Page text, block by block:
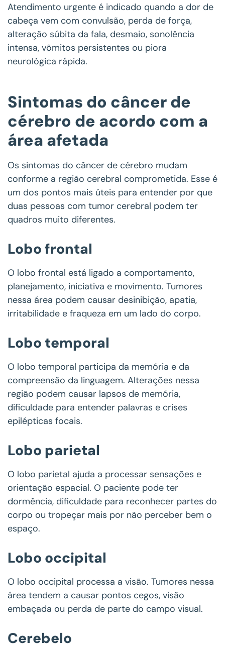
Atendimento urgente é indicado quando a dor de
cabeça vem com convulsão, perda de força,
alteração súbita da fala, desmaio, sonolência
intensa, vômitos persistentes ou piora
neurológica rápida.
Sintomas do câncer de
cérebro de acordo com a
área afetada
Os sintomas do câncer de cérebro mudam
conforme a região cerebral comprometida. Esse é
um dos pontos mais úteis para entender por que
duas pessoas com tumor cerebral podem ter
quadros muito diferentes.
Lobo frontal
O lobo frontal está ligado a comportamento,
planejamento, iniciativa e movimento. Tumores
nessa área podem causar desinibição, apatia,
irritabilidade e fraqueza em um lado do corpo.
Lobo temporal
O lobo temporal participa da memória e da
compreensão da linguagem. Alterações nessa
região podem causar lapsos de memória,
dificuldade para entender palavras e crises
epilépticas focais.
Lobo parietal
O lobo parietal ajuda a processar sensações e
orientação espacial. O paciente pode ter
dormência, dificuldade para reconhecer partes do
corpo ou tropeçar mais por não perceber bem o
espaço.
Lobo occipital
O lobo occipital processa a visão. Tumores nessa
área tendem a causar pontos cegos, visão
embaçada ou perda de parte do campo visual.
Cerebelo